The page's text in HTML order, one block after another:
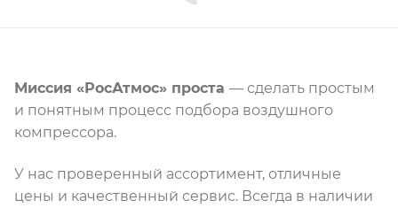
Миссия «РосАтмос» проста — сделать простым
и понятным процесс подбора воздушного
компрессора.
У нас проверенный ассортимент, отличные
цены и качественный сервис. Всегда в наличии